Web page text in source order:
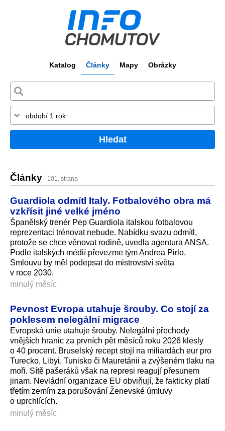
Katalog Články Mapy Obrázky
Hledat
Články 101. strana
Guardiola odmítl Italy. Fotbalového obra má
vzkřísit jiné velké jméno
Španělský trenér Pep Guardiola italskou fotbalovou
reprezentaci trénovat nebude. Nabídku svazu odmítl,
protože se chce věnovat rodině, uvedla agentura ANSA.
Podle italských médií převezme tým Andrea Pirlo.
Smlouvu by měl podepsat do mistrovství světa
v roce 2030.
minulý měsíc
Pevnost Evropa utahuje šrouby. Co stojí za
poklesem nelegální migrace
Evropská unie utahuje šrouby. Nelegální přechody
vnějších hranic za prvních pět měsíců roku 2026 klesly
o 40 procent. Bruselský recept stojí na miliardách eur pro
Turecko, Libyi, Tunisko či Mauretánii a zvýšeném tlaku na
moři. Sítě pašeráků však na represi reagují přesunem
jinam. Nevládní organizace EU obviňují, že fakticky platí
třetím zemím za porušování Ženevské úmluvy
o uprchlících.
minulý měsíc